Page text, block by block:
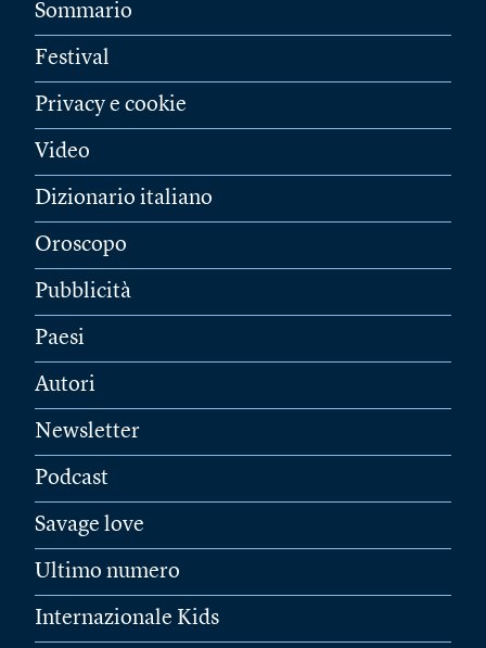
Sommario
Festival
Privacy e cookie
Video
Dizionario italiano
Oroscopo
Pubblicità
Paesi
Autori
Newsletter
Podcast
Savage love
Ultimo numero
Internazionale Kids